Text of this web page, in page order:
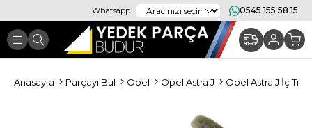
Whatsapp 0545 155 58 15
Anasayfa Parçayı Bul Opel Opel Astra J Opel Astra J İç